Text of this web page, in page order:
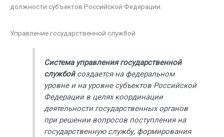
должности субъектов Российской Федерации.
Управление государственной службой
Система управления государственной
службойсоздается на федеральном
уровне и на уровне субъектов Российской
Федерации в целях координации
деятельности государственных органов
при решении вопросов поступления на
государственную службу, формирования